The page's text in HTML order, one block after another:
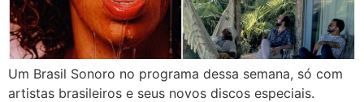
Um Brasil Sonoro no programa dessa semana, só com
artistas brasileiros e seus novos discos especiais.